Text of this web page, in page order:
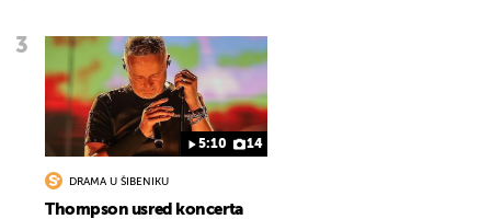
5:10 14
DRAMA U ŠIBENIKU
Thompson usred koncerta